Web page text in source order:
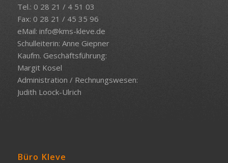
Tel.: 0 28 21 / 4 51 03
Fax: 0 28 21 / 45 35 96
eMail: info@kms-kleve.de
Schulleiterin: Anne Giepner
Kaufm. Geschäftsführung:
Margit Kosel
Administration / Rechnungswesen:
Judith Loock-Ulrich
Büro Kleve